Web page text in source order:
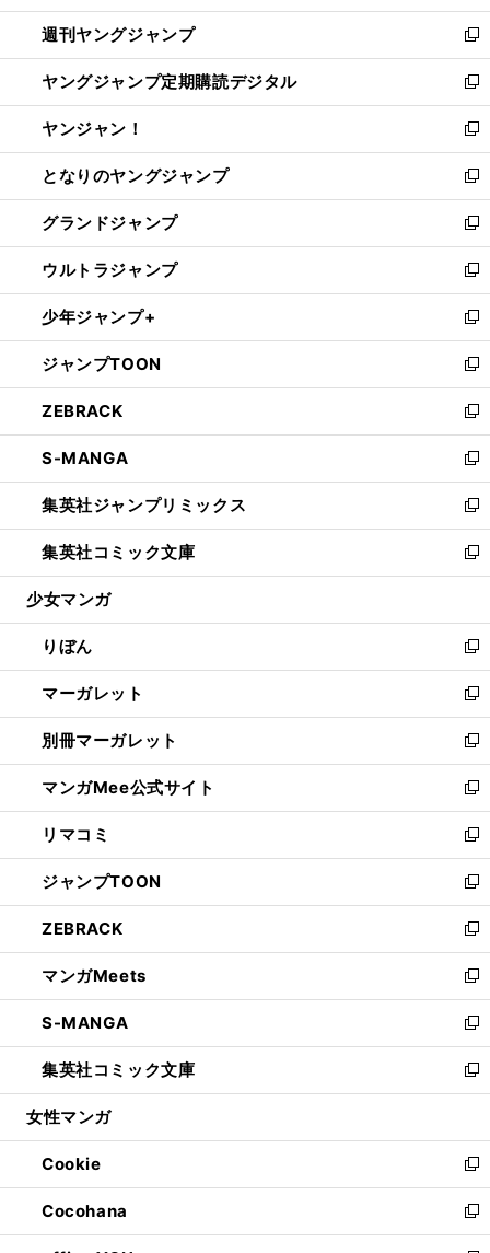
開
く
ウ
で
開
く
ン
ド
ウ
で
開
く
ウ
ィ
ン
ド
ウ
で
開
く
週刊ヤングジャンプ
新
し
い
ウ
ィ
ン
ド
ウ
で
開
く
ヤングジャンプ定期購読デジタル
新
し
い
ウ
ィ
ン
ド
ウ
で
開
く
ヤンジャン！
新
し
い
ウ
ィ
ン
ド
ウ
で
開
く
となりのヤングジャンプ
新
し
い
ウ
ィ
ン
ド
ウ
で
開
く
グランドジャンプ
新
し
い
ウ
ィ
ン
ド
ウ
で
開
く
ウルトラジャンプ
新
し
い
ウ
ィ
ン
ド
ウ
で
開
く
少年ジャンプ+
新
し
い
ウ
ィ
ン
ド
ウ
で
開
く
ジャンプTOON
新
し
い
ウ
ィ
ン
ド
ウ
で
開
ZEBRACK
新
し
い
ウ
ィ
ン
ド
ウ
開
く
S-MANGA
新
し
い
ウ
ィ
ン
ウ
で
開
く
集英社ジャンプリミックス
新
し
い
ウ
ン
ド
ウ
で
開
く
集英社コミック文庫
新
し
ウ
ィ
ン
ド
ウ
で
開
く
少女マンガ
りぼん
新
し
い
ウ
ィ
ン
ド
ウ
で
開
く
マーガレット
新
し
い
ウ
ィ
ン
ド
ウ
で
開
く
別冊マーガレット
新
し
い
ウ
ィ
ン
ド
ウ
で
開
く
マンガMee公式サイト
新
し
い
ウ
ィ
ン
ド
ウ
で
開
く
リマコミ
新
し
い
ウ
ィ
ン
ド
ウ
で
開
く
ジャンプTOON
新
し
い
ウ
ィ
ン
ド
ウ
で
開
ZEBRACK
新
し
い
ウ
ィ
ン
ド
ウ
開
く
マンガMeets
新
し
い
ウ
ィ
ン
ウ
で
開
く
S-MANGA
新
し
い
ウ
ン
ド
ウ
で
開
集英社コミック文庫
新
し
ウ
ィ
ン
ド
ウ
女性マンガ
Cookie
新
し
い
ウ
Cocohana
新
し